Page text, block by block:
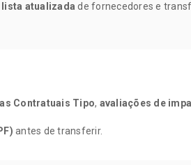
lista atualizada de fornecedores e
Contratuais Tipo, avaliações de
antes de transferir.